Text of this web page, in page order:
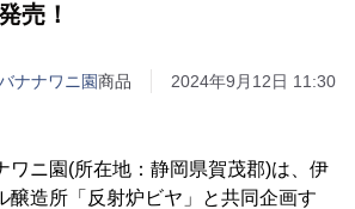
売！
ナナワニ園商品 2024年9月12日 11:30
ワニ園(所在地：静岡県賀茂郡)は、伊
醸造所「反射炉ビヤ」と共同企画す